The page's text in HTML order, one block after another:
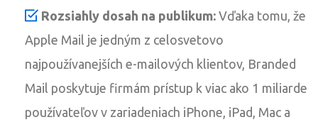
Rozsiahly dosah na publikum: Vďaka tomu, že
Apple Mail je jedným z celosvetovo
najpoužívanejších e-mailových klientov, Branded
Mail poskytuje firmám prístup k viac ako 1 miliarde
používateľov v zariadeniach iPhone, iPad, Mac a